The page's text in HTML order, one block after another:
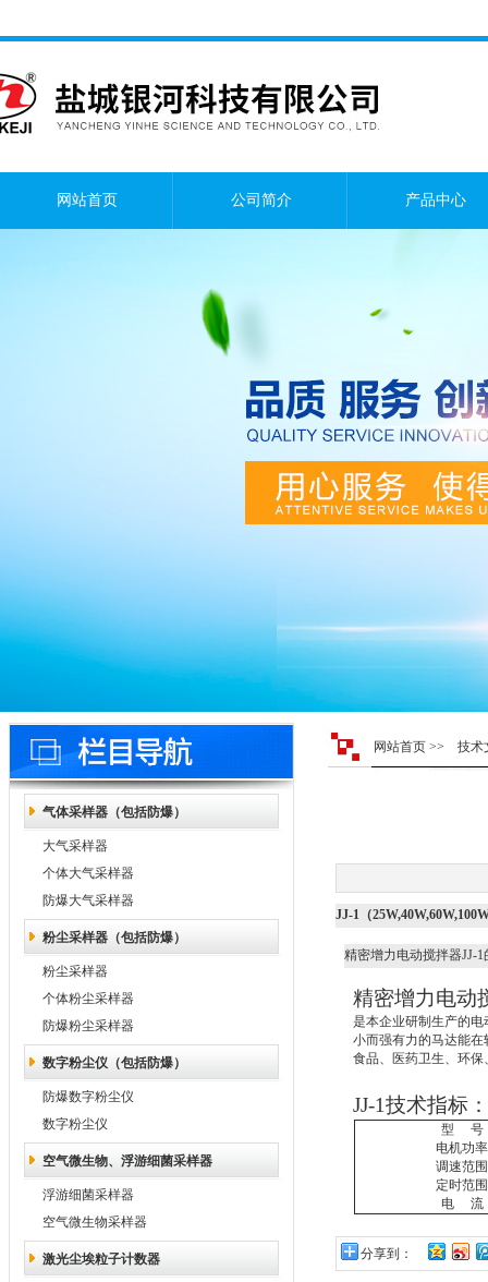
网站首页 公司简介 产品中心
气体采样器（包括防爆）
大气采样器
个体大气采样器
防爆大气采样器
粉尘采样器（包括防爆）
粉尘采样器
个体粉尘采样器
防爆粉尘采样器
数字粉尘仪（包括防爆）
防爆数字粉尘仪
数字粉尘仪
空气微生物、浮游细菌采样器
浮游细菌采样器
空气微生物采样器
激光尘埃粒子计数器
网站首页 >> 技术
JJ-1（
精密增力电动搅拌器JJ-1
精密增力电动
是本企业研制生产的
小而强有力的马达能
食品、医药卫生、环
JJ-1技术指标：
型
号
电机功率
调速范围
定时范围
电
流
分享到：